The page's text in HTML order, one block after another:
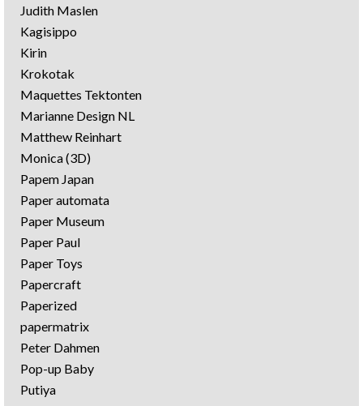
Judith Maslen
Kagisippo
Kirin
Krokotak
Maquettes Tektonten
Marianne Design NL
Matthew Reinhart
Monica (3D)
Papem Japan
Paper automata
Paper Museum
Paper Paul
Paper Toys
Papercraft
Paperized
papermatrix
Peter Dahmen
Pop-up Baby
Putiya